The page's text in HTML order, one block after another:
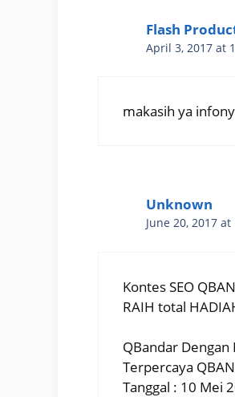
Flash
April 3, 2017 at
makasih ya
Unknown
June 20, 2017
Kontes SEO
RAIH total
QBandar Dengan
Terpercaya
Tanggal : 10 Mei